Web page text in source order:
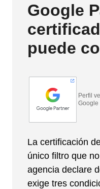
Google
puede
Perfil
Google
La certificación
único filtro que
agencia declare
exige tres